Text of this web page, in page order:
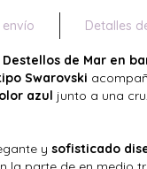
Detalles
de Mar en
Swarovski
azul junto a una
y sofisticado